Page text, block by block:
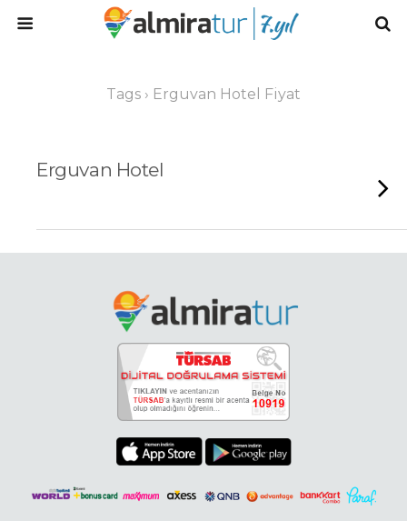
Tags › Erguvan Hotel Fiyat
Erguvan Hotel